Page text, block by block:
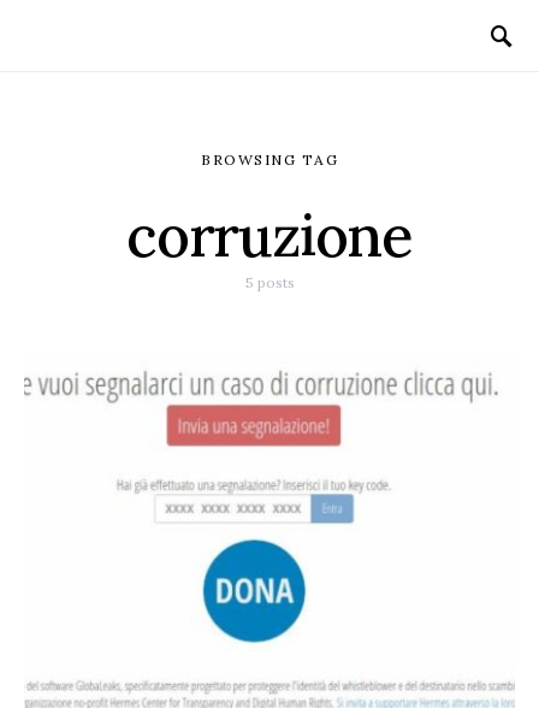
BROWSING TAG
corruzione
5 posts